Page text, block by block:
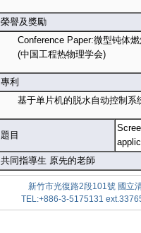
榮譽及獎勵
Conference Paper:微型钝体
(中国工程热物理学会)
專利
基于单片机的脱水自动控制系
題目
共同指導生 原先的老師
新竹市光復路2段101號 國立
TEL:+886-3-5175131